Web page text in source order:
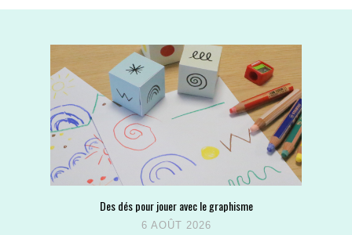
Des dés pour jouer avec le graphisme
6 AOÛT 2026